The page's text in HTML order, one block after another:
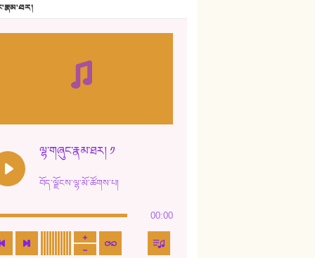
13. ཆུང་འདྲིས། - ཟླ་སྒྲོན།
ཤམ་པ་ལ་ཡི་སྲས་མོ།
ལྷ་གཞུང་རྣམ་ཐར། ༡
བོད་ལྗོངས་ལྷ་མོ་ཚོགས་པ།
00:00